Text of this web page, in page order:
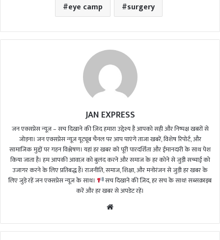
eye camp surgery
JAN EXPRESS
जन एक्सप्रेस न्यूज़ – सच दिखाने की ज़िद हमारा उद्देश्य है आपको सही और निष्पक्ष खबरों से
जोड़ना। जन एक्सप्रेस न्यूज़ यूट्यूब चैनल पर आप पाएंगे ताजा खबरें, विशेष रिपोर्ट, और
सामाजिक मुद्दों पर गहन विश्लेषण। यहां हर खबर को पूरी पारदर्शिता और ईमानदारी के साथ पेश
किया जाता है। हम आपकी आवाज़ को बुलंद करने और समाज के हर कोने से जुड़ी सच्चाई को
उजागर करने के लिए प्रतिबद्ध हैं। राजनीति, समाज, शिक्षा, और मनोरंजन से जुड़ी हर खबर के
लिए जुड़े रहें जन एक्सप्रेस न्यूज़ के साथ।
सच दिखाने की ज़िद, हर सच के साथ! सब्सक्राइब
करें और हर खबर से अपडेट रहें।
te